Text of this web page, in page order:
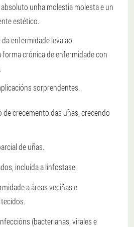
unha molestia molesta e un
estético.
enfermidade leva ao
crónica de enfermidade con
sorprendentes.
de crecemento das uñas, crecendo
de uñas.
incluída a linfostase.
a áreas veciñas e
(bacterianas, virales e